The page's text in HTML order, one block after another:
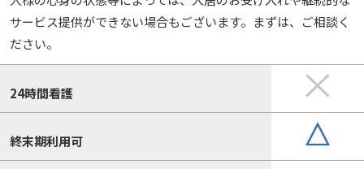
サービス提供ができない場合もございます。まずは、ご相談く
ださい。
24時間看護
終末期利用可